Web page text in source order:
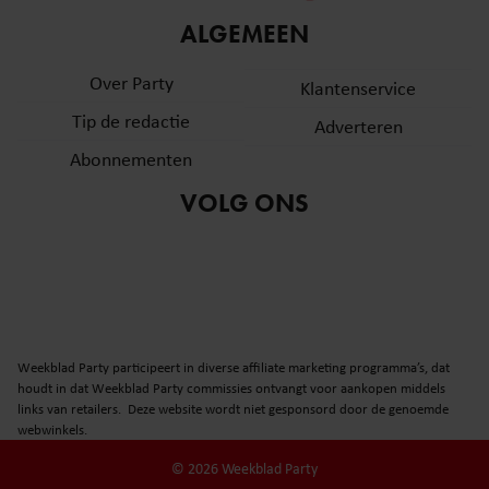
partners voor social media, adverteren en analyse. Deze
informatie die u aan ze heeft verstrekt of die ze hebben
verzameld op basis van uw gebruik van hun services. U
gebruiken.
ALGEMEEN
Over Party
Tip de redactie
Abonnementen
Klantenservice
Adverteren
VOLG ONS
Weekblad Party participeert in diverse affiliate marketing programma’s, dat
houdt in dat Weekblad Party commissies ontvangt voor aankopen middels
links van retailers. Deze website wordt niet gesponsord door de genoemde
webwinkels.
© 2026 Weekblad Party